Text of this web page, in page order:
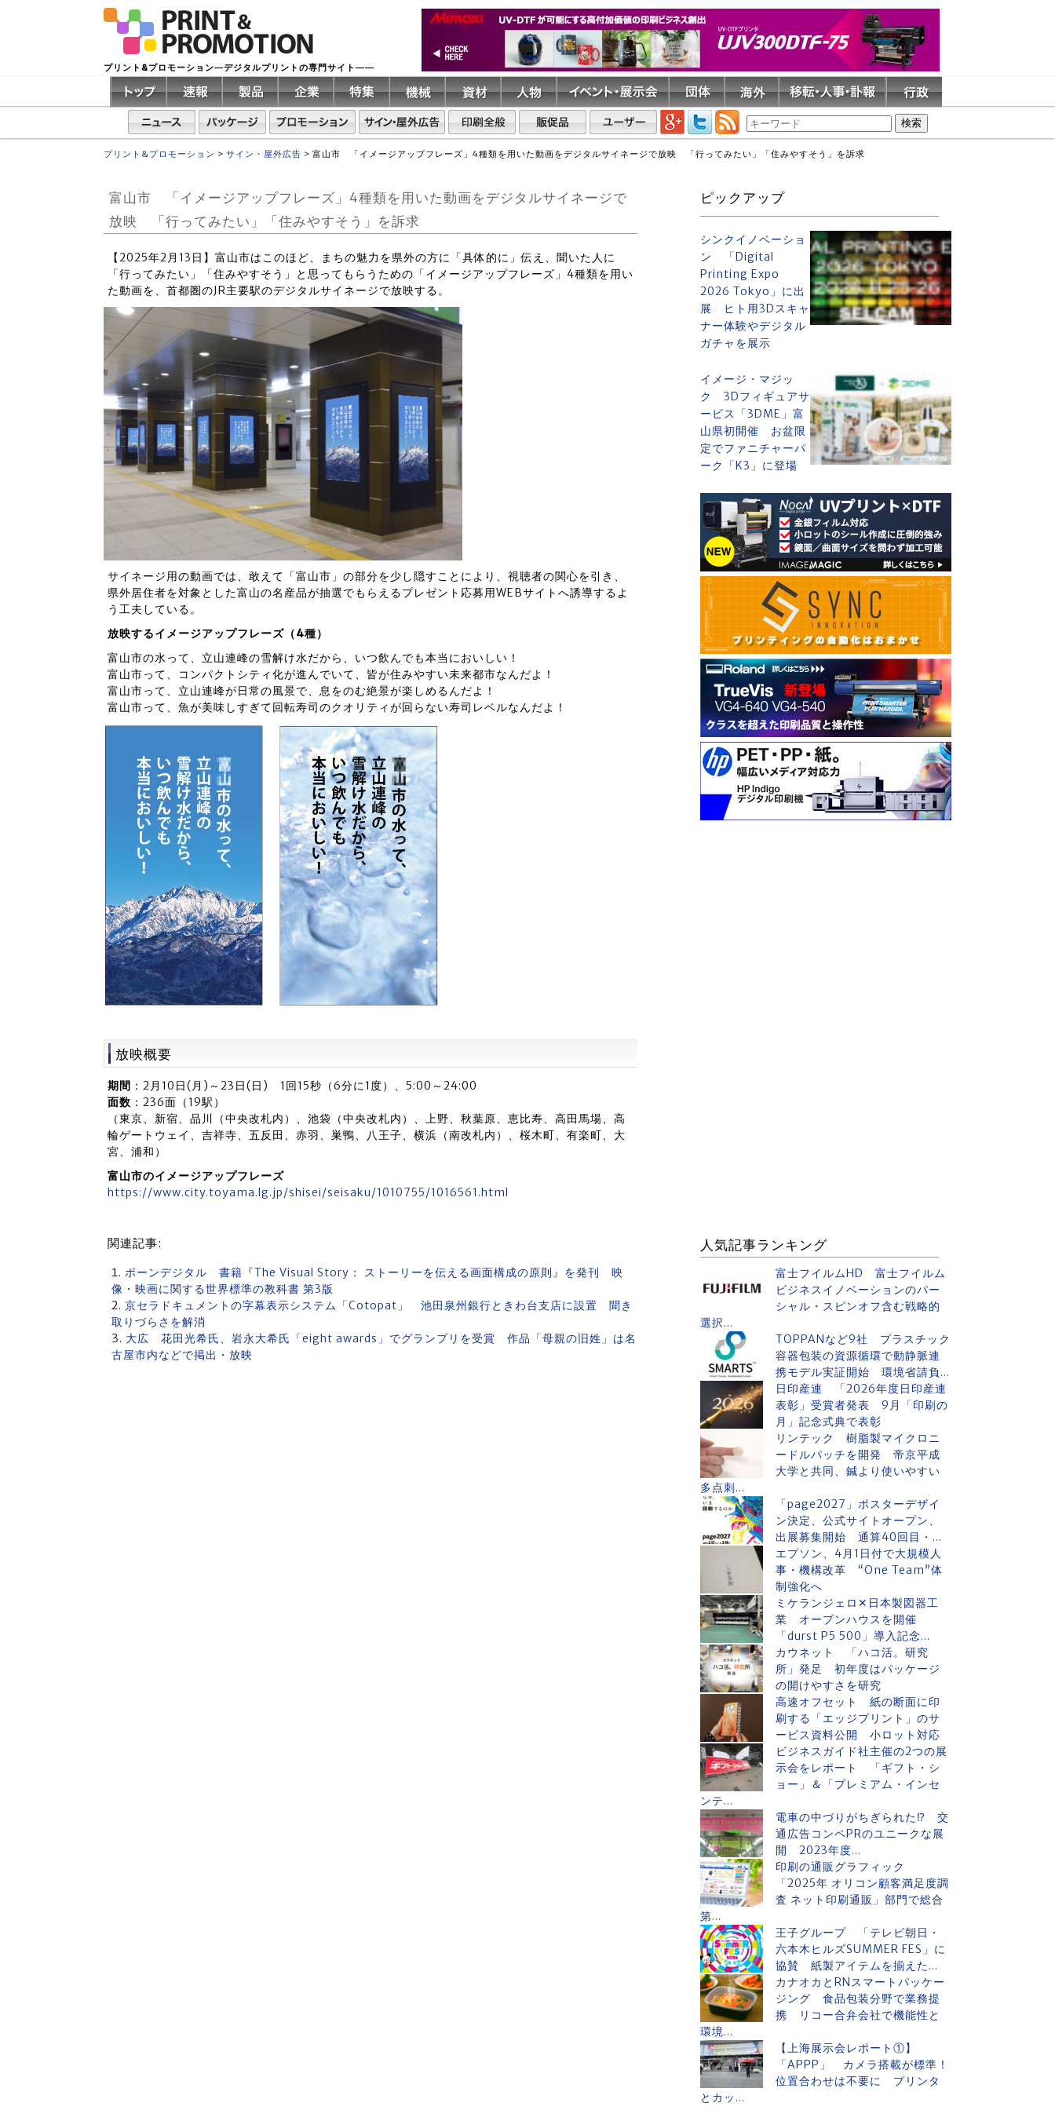
プリント&プロモーション―デジタルプリントの専門サイト――
プリント&プロモーション > サイン・屋外広告 > 富山市 「イメージアップフレーズ」4種類を用いた動画をデジタルサイネージで放映 「行ってみたい」「住みやすそう」を訴求
富山市 「イメージアップフレーズ」4種類を用いた動画をデジタルサイネージで
放映 「行ってみたい」「住みやすそう」を訴求
【2025年2月13日】富山市はこのほど、まちの魅力を県外の方に「具体的に」伝え、聞いた人に
「行ってみたい」「住みやすそう」と思ってもらうための「イメージアップフレーズ」4種類を用い
た動画を、首都圏のJR主要駅のデジタルサイネージで放映する。
サイネージ用の動画では、敢えて「富山市」の部分を少し隠すことにより、視聴者の関心を引き、
県外居住者を対象とした富山の名産品が抽選でもらえるプレゼント応募用WEBサイトへ誘導するよ
う工夫している。
放映するイメージアップフレーズ（4種）
富山市の水って、立山連峰の雪解け水だから、いつ飲んでも本当においしい！
富山市って、コンパクトシティ化が進んでいて、皆が住みやすい未来都市なんだよ！
富山市って、立山連峰が日常の風景で、息をのむ絶景が楽しめるんだよ！
富山市って、魚が美味しすぎて回転寿司のクオリティが回らない寿司レベルなんだよ！
放映概要
期間 ：2月10日(月)～23日(日) 1回15秒（6分に1度）、5:00～24:00
面数 ：236面（19駅）
（東京、新宿、品川（中央改札内）、池袋（中央改札内）、上野、秋葉原、恵比寿、高田馬場、高
輪ゲートウェイ、吉祥寺、五反田、赤羽、巣鴨、八王子、横浜（南改札内）、桜木町、有楽町、大
宮、浦和）
富山市のイメージアップフレーズ
https://www.city.toyama.lg.jp/shisei/seisaku/1010755/1016561.html
関連記事:
ボーンデジタル 書籍『The Visual Story： ストーリーを伝える画面構成の原則』を発刊 映
像・映画に関する世界標準の教科書 第3版
京セラドキュメントの字幕表示システム「Cotopat」 池田泉州銀行ときわ台支店に設置 聞き
取りづらさを解消
大広 花田光希氏、岩永大希氏「eight awards」でグランプリを受賞 作品「母親の旧姓」は名
古屋市内などで掲出・放映
ピックアップ
シンクイノベーショ
ン 「Digital
Printing Expo
2026 Tokyo」に出
展 ヒト用3Dスキャ
ナー体験やデジタル
ガチャを展示
イメージ・マジッ
ク 3Dフィギュアサ
ービス「3DME」富
山県初開催 お盆限
定でファニチャーパ
ーク「K3」に登場
人気記事ランキング
富士フイルムHD 富士フイルム
ビジネスイノベーションのパー
シャル・スピンオフ含む戦略的
選択...
TOPPANなど9社 プラスチック
容器包装の資源循環で動静脈連
携モデル実証開始 環境省請負...
日印産連 「2026年度日印産連
表彰」受賞者発表 9月「印刷の
月」記念式典で表彰
リンテック 樹脂製マイクロニ
ードルパッチを開発 帝京平成
大学と共同、鍼より使いやすい
多点刺...
「page2027」ポスターデザイ
ン決定、公式サイトオープン、
出展募集開始 通算40回目・...
エプソン、4月1日付で大規模人
事・機構改革 “One Team”体
制強化へ
ミケランジェロ✕日本製図器工
業 オープンハウスを開催
「durst P5 500」導入記念...
カウネット 「ハコ活。研究
所」発足 初年度はパッケージ
の開けやすさを研究
高速オフセット 紙の断面に印
刷する「エッジプリント」のサ
ービス資料公開 小ロット対応
ビジネスガイド社主催の2つの展
示会をレポート 「ギフト・シ
ョー」＆「プレミアム・インセ
ンテ...
電車の中づりがちぎられた⁉ 交
通広告コンペPRのユニークな展
開 2023年度...
印刷の通販グラフィック
「2025年 オリコン顧客満足度調
査 ネット印刷通販」部門で総合
第...
王子グループ 「テレビ朝日・
六本木ヒルズSUMMER FES」に
協賛 紙製アイテムを揃えた...
カナオカとRNスマートパッケー
ジング 食品包装分野で業務提
携 リコー合弁会社で機能性と
環境...
【上海展示会レポート①】
「APPP」 カメラ搭載が標準！
位置合わせは不要に プリンタ
とカッ...